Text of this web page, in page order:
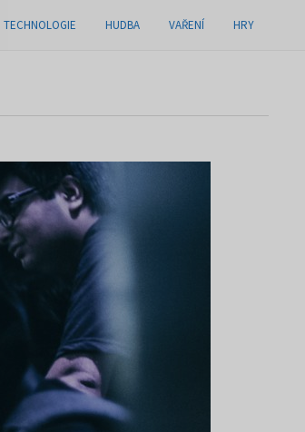
TECHNOLOGIE HUDBA VAŘENÍ HRY